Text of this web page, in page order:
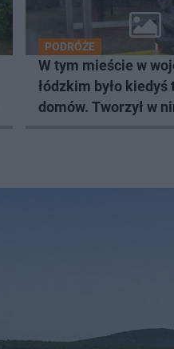
PODRÓŻE
W tym mieście w
łódzkim było kiedyś
domów. Tworzył w